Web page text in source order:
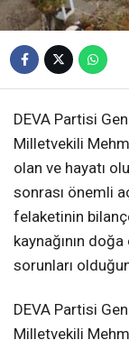
DEVA Partisi
Milletvekili
olan ve hayatı
sonrası önemli
felaketinin
kaynağının
sorunları
DEVA Partisi
Milletvekili